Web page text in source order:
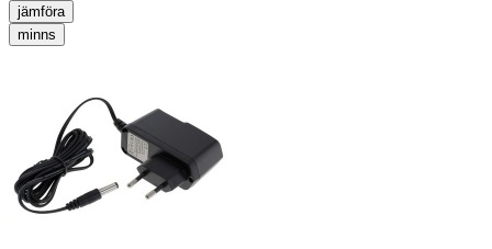
jämföra
minns